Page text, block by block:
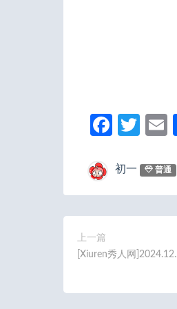
Fa
b
o
o
T
itt
er
初一 普通
上一篇
[Xiuren秀人网